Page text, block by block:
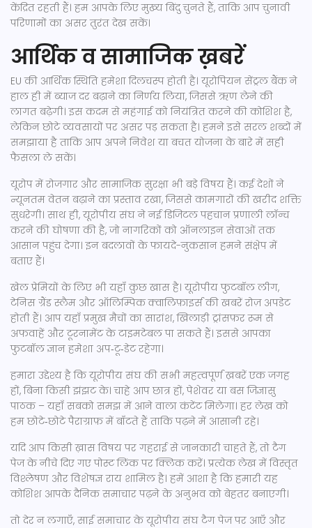
केंद्रित रहती हैं। हम आपके लिए मुख्य बिंदु चुनते हैं, ताकि आप चुनावी
परिणामों का असर तुरंत देख सकें।
आर्थिक व सामाजिक ख़बरें
EU की आर्थिक स्थिति हमेशा दिलचस्प होती है। यूरोपियन सेंट्रल बैंक ने
हाल ही में ब्याज दर बढ़ाने का निर्णय लिया, जिससे ऋण लेने की
लागत बढ़ेगी। इस कदम से महंगाई को नियंत्रित करने की कोशिश है,
लेकिन छोटे व्यवसायों पर असर पड़ सकता है। हमने इसे सरल शब्दों में
समझाया है ताकि आप अपने निवेश या बचत योजना के बारे में सही
फैसला ले सकें।
यूरोप में रोजगार और सामाजिक सुरक्षा भी बड़े विषय हैं। कई देशों ने
न्यूनतम वेतन बढ़ाने का प्रस्ताव रखा, जिससे कामगारों की खरीद शक्ति
सुधरेगी। साथ ही, यूरोपीय संघ ने नई डिजिटल पहचान प्रणाली लॉन्च
करने की घोषणा की है, जो नागरिकों को ऑनलाइन सेवाओं तक
आसान पहुंच देगा। इन बदलावों के फायदे-नुकसान हमने संक्षेप में
बताए हैं।
खेल प्रेमियों के लिए भी यहाँ कुछ खास है। यूरोपीय फुटबॉल लीग,
टेनिस ग्रैंड स्लैम और ऑलिम्पिक क्वालिफ़ाइर्स की खबरें रोज़ अपडेट
होती हैं। आप यहाँ प्रमुख मैचों का सारांश, खिलाड़ी ट्रांसफ़र रूम से
अफवाहें और टूरनामेंट के टाइमटेबल पा सकते हैं। इससे आपका
फुटबॉल ज्ञान हमेशा अप‑टू‑डेट रहेगा।
हमारा उद्देश्य है कि यूरोपीय संघ की सभी महत्वपूर्ण ख़बरें एक जगह
हों, बिना किसी झंझट के। चाहे आप छात्र हों, पेशेवर या बस जिज्ञासु
पाठक – यहाँ सबको समझ में आने वाला कंटेंट मिलेगा। हर लेख को
हम छोटे‑छोटे पैराग्राफ़ में बाँटते हैं ताकि पढ़ने में आसानी रहे।
यदि आप किसी ख़ास विषय पर गहराई से जानकारी चाहते हैं, तो टैग
पेज के नीचे दिए गए पोस्ट लिंक पर क्लिक करें। प्रत्येक लेख में विस्तृत
विश्लेषण और विशेषज्ञ राय शामिल है। हमें आशा है कि हमारी यह
कोशिश आपके दैनिक समाचार पढ़ने के अनुभव को बेहतर बनाएगी।
तो देर न लगाएँ, साई समाचार के यूरोपीय संघ टैग पेज पर आएँ और